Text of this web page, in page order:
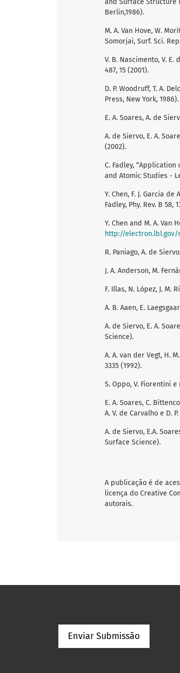
and Surface Structure
Berlin,1986).
M. A. Van Hove, W.
Somorjai, Surf. Sci.
V. B. Nascimento, V. E.
487, 15 (2001).
D. P. Woodruff, T. A.
Press, New York, 1986).
E. A. Soares, A. de
A. de Siervo, E. A.
(2002).
C. Fadley,
and Atomic Studies -
Y. Chen, F. J. Garcia de
Fadley, Phy. Rev. B 58,
Y. Chen and M. A. Van
http://electron.lbl.gov/
R. Paniago, A. de
J. A. Anderson, M.
F. Illas, N. López, J. M.
A. B. Aaen, E.
A. de Siervo, E. A.
Science).
A. A. van der Vegt, H.
3335 (1992).
S. Oppo, V. Fiorentini e
E. A. Soares, C.
A. V. de Carvalho e D.
A. de Siervo, E.A.
Surface Science).
A publicação é de
licença do Creative
autorais.
Enviar Submissão